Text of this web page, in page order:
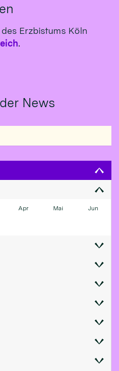
Erzbistums Köln
.
News
Apr Mai Jun